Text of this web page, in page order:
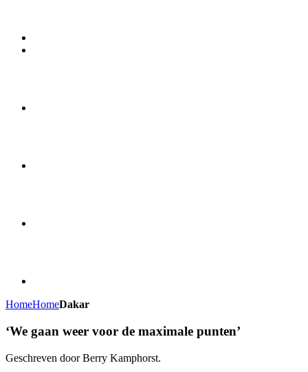
HomeHomeDakar
‘We gaan weer voor de maximale punten’
Geschreven door Berry Kamphorst.